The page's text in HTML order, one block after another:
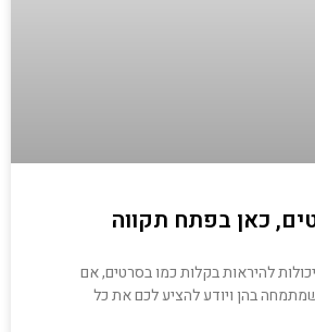
כאן בפתח תקווה
להיראות בקלות כמו בסרטים, אם
בהן ויודע להציע לכם את כל